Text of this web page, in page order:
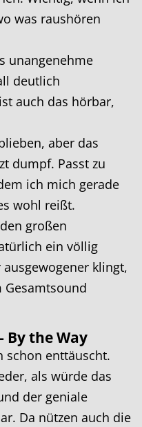
was raushören
unangenehme
deutlich
auch das hörbar,
aber das
dumpf. Passt zu
ich mich gerade
wohl reißt.
großen
ein völlig
klingt,
Gesamtsound
By the Way
schon enttäuscht.
als würde das
der geniale
Da nützen auch die